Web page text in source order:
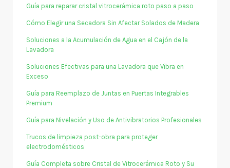
Guía para reparar cristal vitrocerámica roto paso a paso
Cómo Elegir una Secadora Sin Afectar Solados de Madera
Soluciones a la Acumulación de Agua en el Cajón de la
Lavadora
Soluciones Efectivas para una Lavadora que Vibra en
Exceso
Guía para Reemplazo de Juntas en Puertas Integrables
Premium
Guía para Nivelación y Uso de Antivibratorios Profesionales
Trucos de limpieza post-obra para proteger
electrodomésticos
Guía Completa sobre Cristal de Vitrocerámica Roto y Su